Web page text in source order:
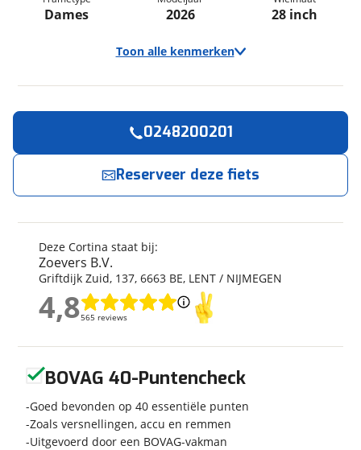
Dames 2026 28 inch
Toon alle kenmerken
Cortina
Model
E-Nite
Frametype
Framehoogte
50 cm
Wielmaat
28 inch
Nieuw of occasion
Nieuw
Techniek
Transmissie
Naaf
Deze Cortina staat bij:
Zoevers B.V.
Griftdijk Zuid, 137, 6663 BE, LENT / NIJMEGEN
4,8565 reviews
4,8
0248200201
Reserveer deze fiets
nu!
Zoevers B.V. neemt snel contact met je op.
Jouw contactgegevens
Naam
E-mailadres
Telefoonnummer (optioneel)
BOVAG 40-Puntencheck
Goed bevonden op 40 essentiële punten
Zoals versnellingen, accu en remmen
Uitgevoerd door een BOVAG-vakman